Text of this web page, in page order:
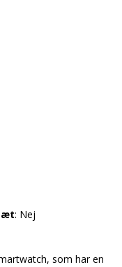
: Nej
som har en